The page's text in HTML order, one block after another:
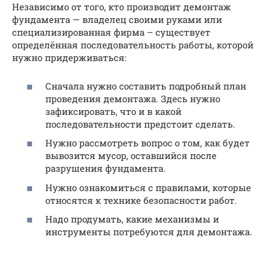
Независимо от того, кто производит демонтаж
фундамента — владелец своими руками или
специализированная фирма – существует
определённая последовательность работы, которой
нужно придерживаться:
Сначала нужно составить подробный план
проведения демонтажа. Здесь нужно
зафиксировать, что и в какой
последовательности предстоит сделать.
Нужно рассмотреть вопрос о том, как будет
вывозится мусор, оставшийся после
разрушения фундамента.
Нужно ознакомиться с правилами, которые
относятся к технике безопасности работ.
Надо продумать, какие механизмы и
инструменты потребуются для демонтажа.